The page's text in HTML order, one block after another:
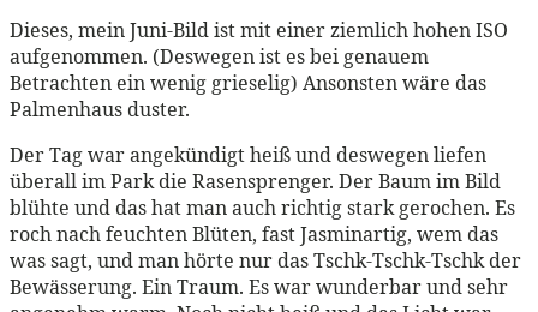
Dieses, mein Juni-Bild ist mit einer ziemlich hohen ISO
aufgenommen. (Deswegen ist es bei genauem
Betrachten ein wenig grieselig) Ansonsten wäre das
Palmenhaus duster.
Der Tag war angekündigt heiß und deswegen liefen
überall im Park die Rasensprenger. Der Baum im Bild
blühte und das hat man auch richtig stark gerochen. Es
roch nach feuchten Blüten, fast Jasminartig, wem das
was sagt, und man hörte nur das Tschk-Tschk-Tschk der
Bewässerung. Ein Traum. Es war wunderbar und sehr